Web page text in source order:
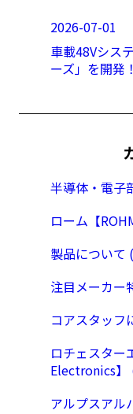
2026-07-01
車載48Vシス
ーズ」を開発
半導体・電子
ローム【
製品について
注目メーカー
コアスタッフ
ロチェスター
Electronics】
アルプスアル